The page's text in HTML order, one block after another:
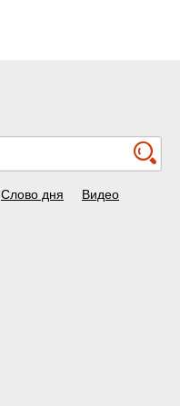
Слово дня Видео